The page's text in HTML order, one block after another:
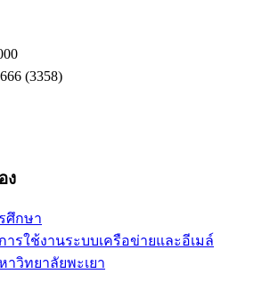
(3358)
ง
ศึกษา
ารใช้งานระบบเครือข่ายและอีเมล์
วิทยาลัยพะเยา